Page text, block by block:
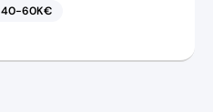
40-60K€